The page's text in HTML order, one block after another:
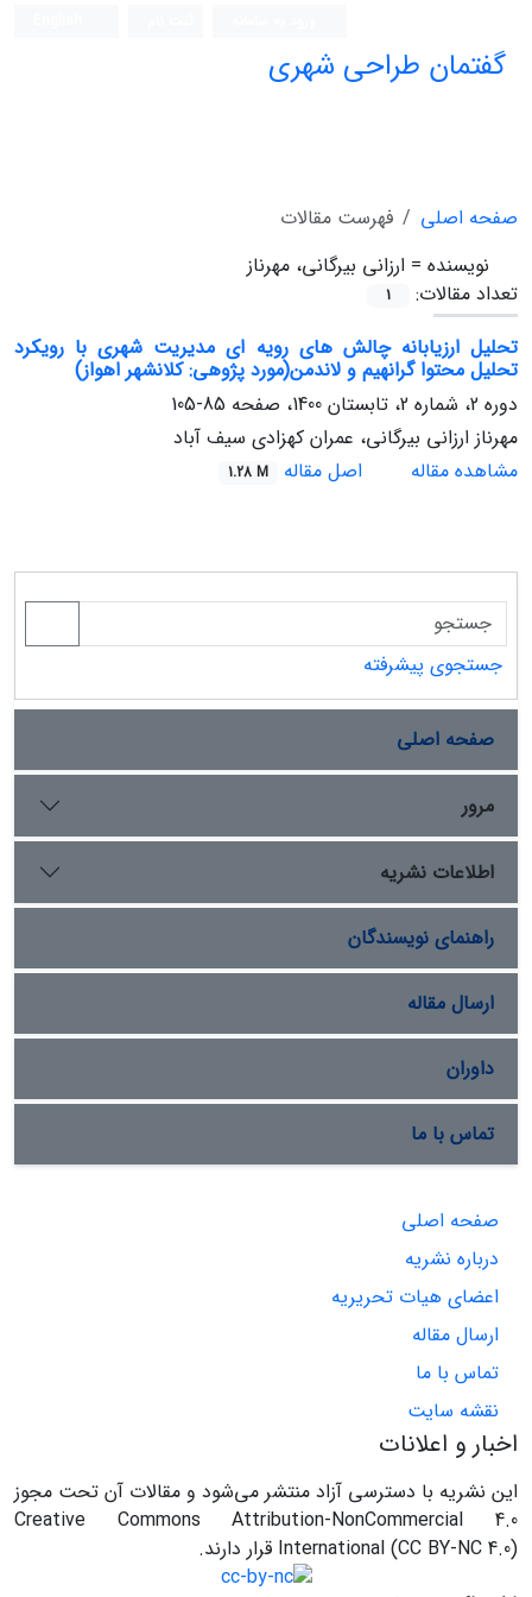
گفتمان طراحی شهری
صفحه اصلی
فهرست مقالات
نویسنده = ارزانی بیرگانی، مهرناز
تعداد مقالات:
1
تحلیل ارزیابانه چالش های رویه ای مدیریت شهری با رویکرد
تحلیل محتوا گرانهیم و لاندمن(مورد پژوهی: کلانشهر اهواز)
دوره 2، شماره 2، تابستان 1400، صفحه
85-105
مهرناز ارزانی بیرگانی، عمران کهزادی سیف آباد
مشاهده مقاله
اصل مقاله 1.28 M
جستجوی پیشرفته
صفحه اصلی
مرور
اطلاعات نشریه
راهنمای نویسندگان
ارسال مقاله
داوران
تماس با ما
صفحه اصلی
درباره نشریه
اعضای هیات تحریریه
ارسال مقاله
تماس با ما
نقشه سایت
اخبار و اعلانات
این نشریه با دسترسی آزاد منتشر می‌شود و مقالات آن تحت مجوز
Creative Commons Attribution-NonCommercial 4.0
International (CC BY-NC 4.0) قرار دارند.